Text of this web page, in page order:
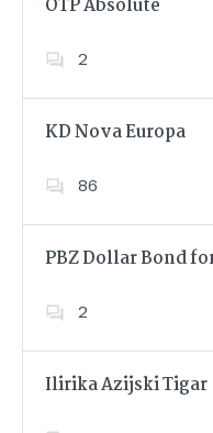
OTP Absolute
2
KD Nova Europa
86
PBZ Dollar Bond
2
Ilirika Azijski Tigar